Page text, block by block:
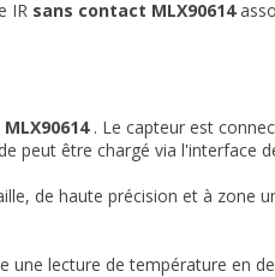
IR sans contact MLX90614
MLX90614 . Le capteur est
peut être chargé via l'interface
de haute précision et à zone
lecture de température en